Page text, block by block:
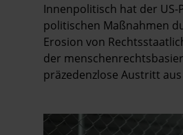
Innenpolitisch hat der
politischen Maßnahmen
Erosion von
der
präzedenzlose Austritt